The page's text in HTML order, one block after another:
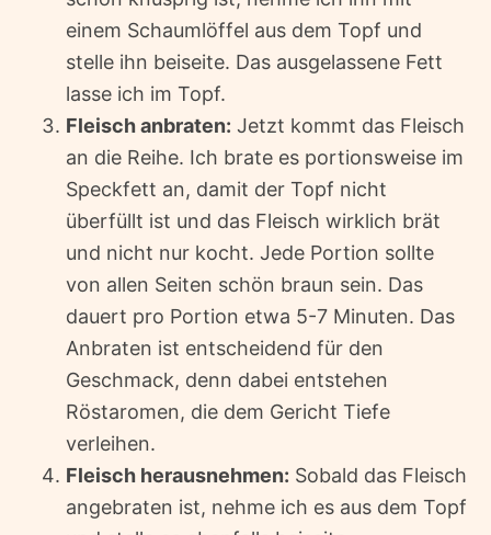
einem Schaumlöffel aus dem Topf und
stelle ihn beiseite. Das ausgelassene Fett
lasse ich im Topf.
Fleisch anbraten: Jetzt kommt das Fleisch
an die Reihe. Ich brate es portionsweise im
Speckfett an, damit der Topf nicht
überfüllt ist und das Fleisch wirklich brät
und nicht nur kocht. Jede Portion sollte
von allen Seiten schön braun sein. Das
dauert pro Portion etwa 5-7 Minuten. Das
Anbraten ist entscheidend für den
Geschmack, denn dabei entstehen
Röstaromen, die dem Gericht Tiefe
verleihen.
Fleisch herausnehmen: Sobald das Fleisch
angebraten ist, nehme ich es aus dem Topf